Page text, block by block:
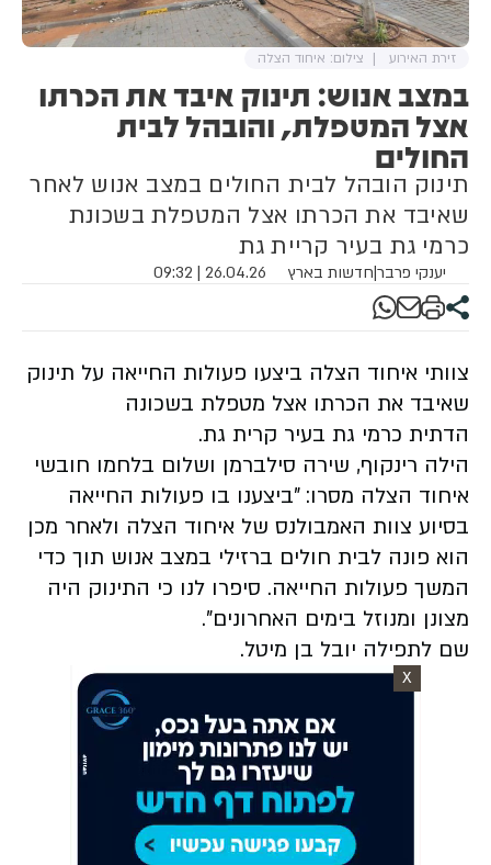
במצב אנוש: תינוק איבד את הכרתו
אצל המטפלת, והובהל לבית
החולים
תינוק הובהל לבית החולים במצב אנוש לאחר
שאיבד את הכרתו אצל המטפלת בשכונת
כרמי גת בעיר קריית גת
יענקי פרבר|חדשות בארץ 26.04.26 | 09:32
זירת האירוע צילום: איחוד הצלה
צוותי איחוד הצלה ביצעו פעולות החייאה על תינוק
שאיבד את הכרתו אצל מטפלת בשכונה
הדתית כרמי גת בעיר קרית גת.
הילה רינקוף, שירה סילברמן ושלום בלחמו חובשי
איחוד הצלה מסרו: "ביצענו בו פעולות החייאה
בסיוע צוות האמבולנס של איחוד הצלה ולאחר מכן
הוא פונה לבית חולים ברזילי במצב אנוש תוך כדי
המשך פעולות החייאה. סיפרו לנו כי התינוק היה
מצונן ומנוזל בימים האחרונים".
שם לתפילה יובל בן מיטל.
X